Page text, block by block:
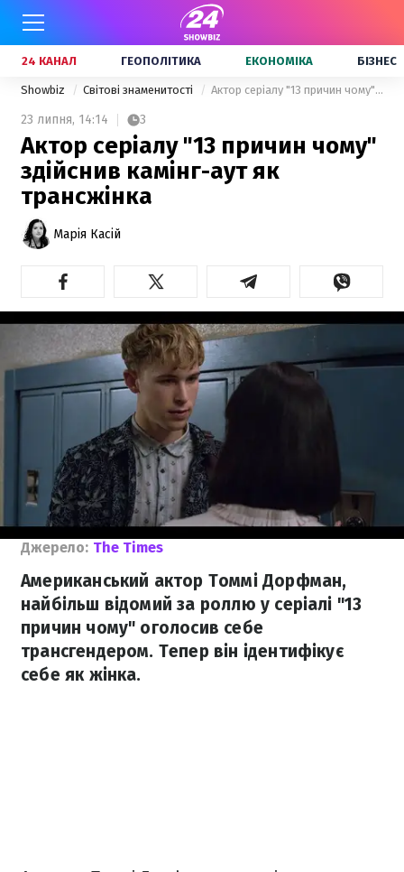
24 КАНАЛ ГЕОПОЛІТИКА ЕКОНОМІКА БІЗНЕС
Showbiz Світові знаменитості Актор серіалу "13 причин чому" здійснив камінг-аут як трансжінка
23 липня, 14:14 3
Актор серіалу "13 причин чому"
здійснив камінг-аут як
трансжінка
Марія Касій
Джерело: The Times
Американський актор Томмі Дорфман,
найбільш відомий за роллю у серіалі "13
причин чому" оголосив себе
трансгендером. Тепер він ідентифікує
себе як жінка.